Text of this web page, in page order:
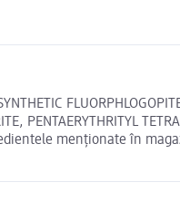
PENTAERYTHRITYL
menționate în